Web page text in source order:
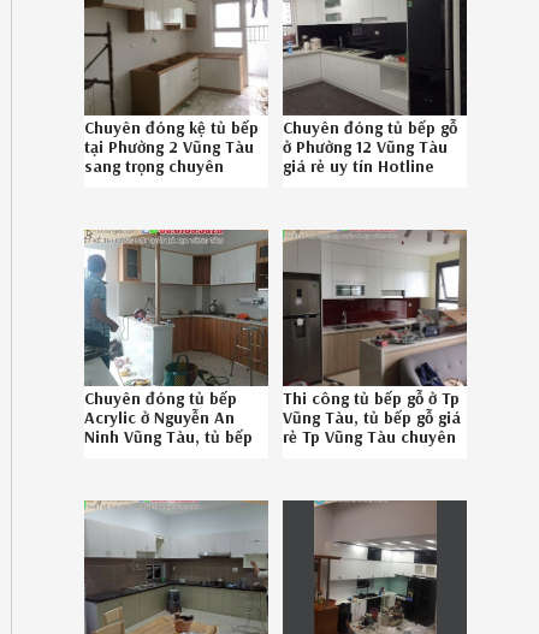
Chuyên đóng kệ tủ bếp
tại Phường 2 Vũng Tàu
sang trọng chuyên
Chuyên đóng tủ bếp gỗ
ở Phường 12 Vũng Tàu
giá rẻ uy tín Hotline
Chuyên đóng tủ bếp
Acrylic ở Nguyễn An
Ninh Vũng Tàu, tủ bếp
Hotline 08.6789.5828
082619XU1
Thi công tủ bếp gỗ ở Tp
Vũng Tàu, tủ bếp gỗ giá
rẻ Tp Vũng Tàu chuyên